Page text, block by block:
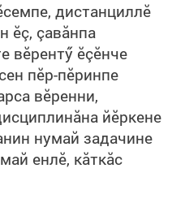
дистанциллӗ
ӗç, çавăнпа
вӗрентӳ ӗçӗнче
пӗр-пӗринпе
вӗренни,
йӗркене
нумай задачине
енлӗ, кăткăс